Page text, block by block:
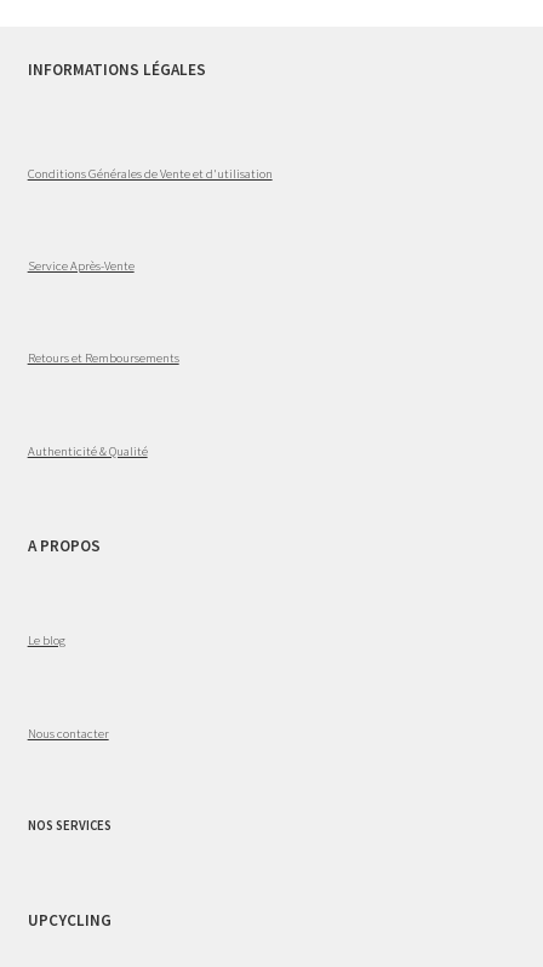
INFORMATIONS LÉGALES
Conditions Générales de Vente et d'utilisation
Service Après-Vente
Retours et Remboursements
Authenticité & Qualité
A PROPOS
Le blog
Nous contacter
NOS SERVICES
UPCYCLING